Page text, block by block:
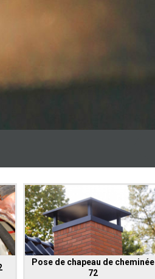
Pose de chapeau de cheminée
72